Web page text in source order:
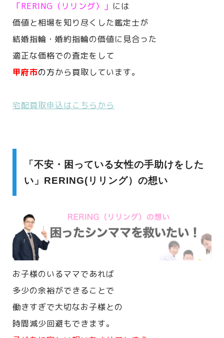
「RERING（リリング）」 には
価値と相場を知り尽くした鑑定士が
結婚指輪・婚約指輪の価値に見合った
適正な価格での査定をして
甲府市の方から買取しています。
宅配買取申込はこちらから
「不安・困っている女性の手助けをした
い」RERING(リリング）の想い
お子様のいるママであれば
多少の余裕ができることで
働きすぎで大切なお子様との
時間減少回避もできます。